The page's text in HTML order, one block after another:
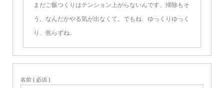
まだご飯つくりはテンション上がらないんです。掃除もそ
う。なんだかやる気が出なくて。でもね、ゆっくりゆっく
り、焦らずね。
名前 ( 必須 )